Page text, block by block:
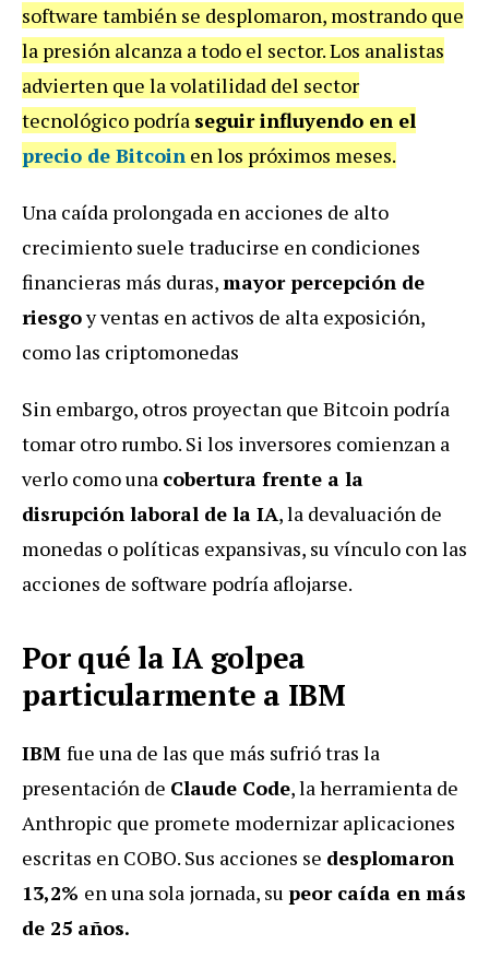
software también se desplomaron, mostrando que
la presión alcanza a todo el sector. Los analistas
advierten que la volatilidad del sector
tecnológico podría seguir influyendo en el
precio de Bitcoin en los próximos meses.
Una caída prolongada en acciones de alto
crecimiento suele traducirse en condiciones
financieras más duras,mayor percepción de
riesgoyventas en activos de alta exposición,
comolas criptomonedas
Sin embargo, otros proyectan que Bitcoin podría
tomar otro rumbo. Si los inversores comienzan a
verlo como una cobertura frente a la
disrupción laboral de la IA,la devaluación de
monedas o políticas expansivas, su vínculo conlas
acciones de software podría aflojarse.
Por qué la IA golpea
particularmente a IBM
IBM fue una de las que más sufrió tras la
presentación de Claude Code, la herramienta de
Anthropic que promete modernizar aplicaciones
escritas en COBO. Sus acciones se desplomaron
13,2% en una sola jornada, su peor caída en más
de 25 años.